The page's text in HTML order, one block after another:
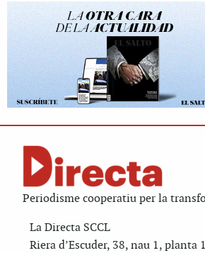
Periodisme cooperatiu per la
La Directa SCCL
Riera d’Escuder, 38, nau 1, planta 1